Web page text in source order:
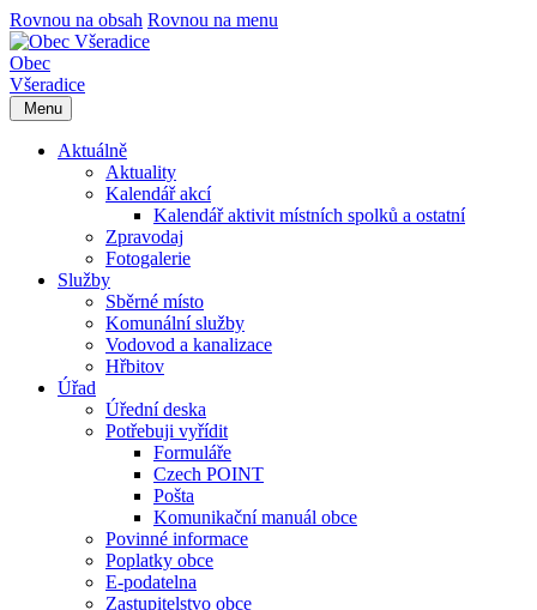
Rovnou na obsah Rovnou na menu
Obec
Všeradice
Menu
Aktuálně
Aktuality
Kalendář akcí
Kalendář aktivit místních spolků a ostatní
Zpravodaj
Fotogalerie
Služby
Sběrné místo
Komunální služby
Vodovod a kanalizace
Hřbitov
Úřad
Úřední deska
Potřebuji vyřídit
Formuláře
Czech POINT
Pošta
Komunikační manuál obce
Povinné informace
Poplatky obce
E-podatelna
Zastupitelstvo obce